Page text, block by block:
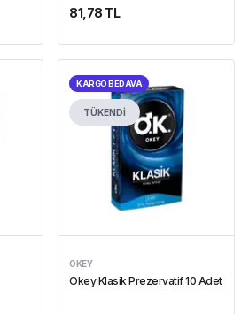
81,78 TL
KARGO BEDAVA
TÜKENDİ
OKEY
Okey Klasik Prezervatif 10 Adet